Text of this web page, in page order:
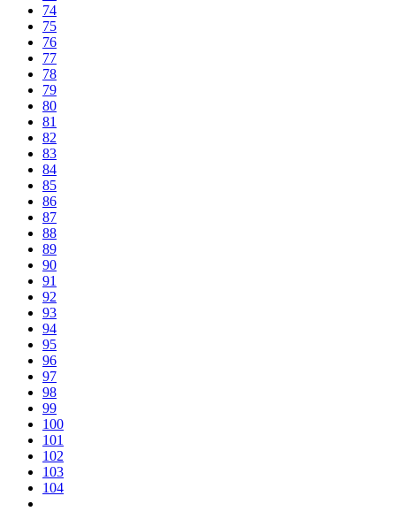
74
75
76
77
78
79
80
81
82
83
84
85
86
87
88
89
90
91
92
93
94
95
96
97
98
99
100
101
102
103
104